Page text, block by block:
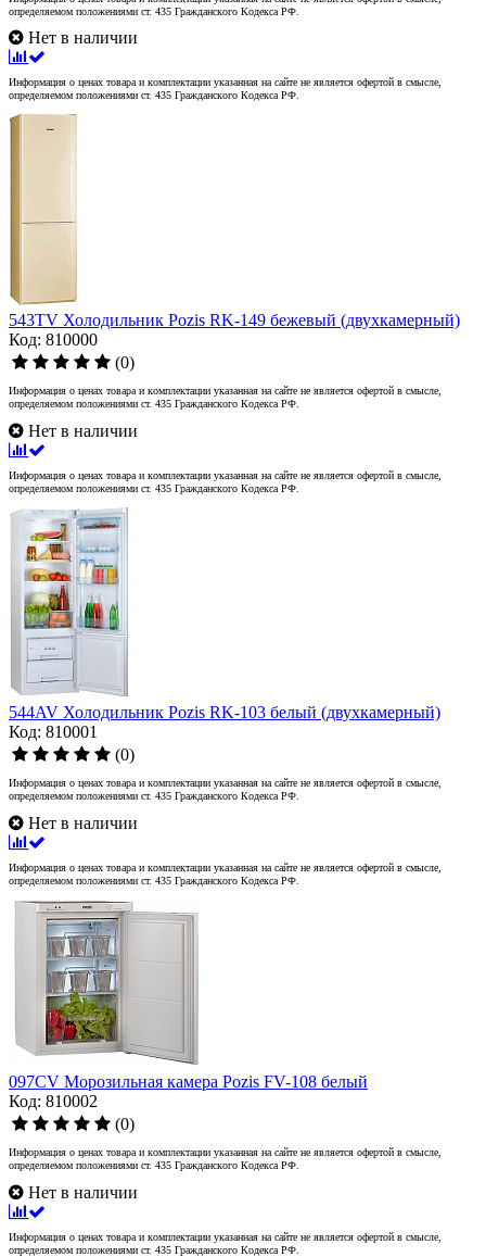
определяемом положениями ст. 435 Гражданского Кодекса РФ.
Нет в наличии
Информация о ценах товара и комплектации указанная на сайте не является офертой в смысле,
определяемом положениями ст. 435 Гражданского Кодекса РФ.
543TV Холодильник Pozis RK-149 бежевый (двухкамерный)
Код: 810000
(0)
Информация о ценах товара и комплектации указанная на сайте не является офертой в смысле,
определяемом положениями ст. 435 Гражданского Кодекса РФ.
Нет в наличии
Информация о ценах товара и комплектации указанная на сайте не является офертой в смысле,
определяемом положениями ст. 435 Гражданского Кодекса РФ.
544AV Холодильник Pozis RK-103 белый (двухкамерный)
Код: 810001
(0)
Информация о ценах товара и комплектации указанная на сайте не является офертой в смысле,
определяемом положениями ст. 435 Гражданского Кодекса РФ.
Нет в наличии
Информация о ценах товара и комплектации указанная на сайте не является офертой в смысле,
определяемом положениями ст. 435 Гражданского Кодекса РФ.
097CV Морозильная камера Pozis FV-108 белый
Код: 810002
(0)
Информация о ценах товара и комплектации указанная на сайте не является офертой в смысле,
определяемом положениями ст. 435 Гражданского Кодекса РФ.
Нет в наличии
Информация о ценах товара и комплектации указанная на сайте не является офертой в смысле,
определяемом положениями ст. 435 Гражданского Кодекса РФ.